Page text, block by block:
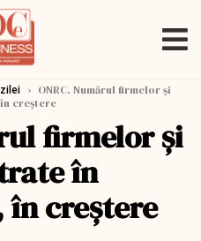
› ONRC. Numărul firmelor și
în creștere
firmelor și
în
în creștere